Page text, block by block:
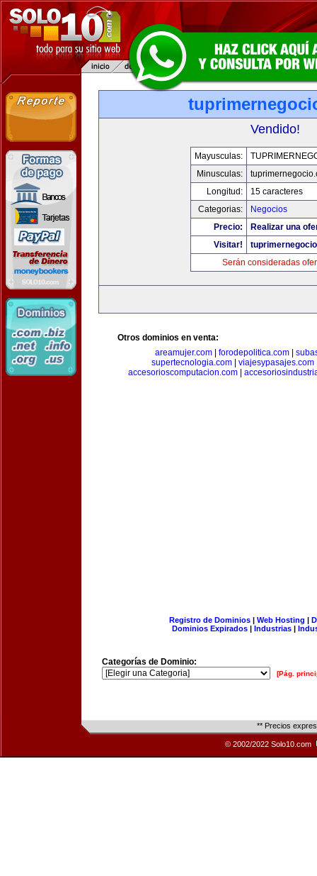
Vendido!
Mayusculas:
Minusculas:
Longitud:
15 caracteres
Categorias:
Negocios
Precio:
Realizar una
Visitar!
Serán consideradas
Otros dominios en venta:
areamujer.com
forodepolitica.com
supertecnologia.com| viajesypasajes.com
accesorioscomputacion.com
Registro de Dominios| Web Hosting |
Dominios Expirados | Industrias |
Categorías de Dominio:
[Pág.
** Precios
© 2002/2022 Solo10.com